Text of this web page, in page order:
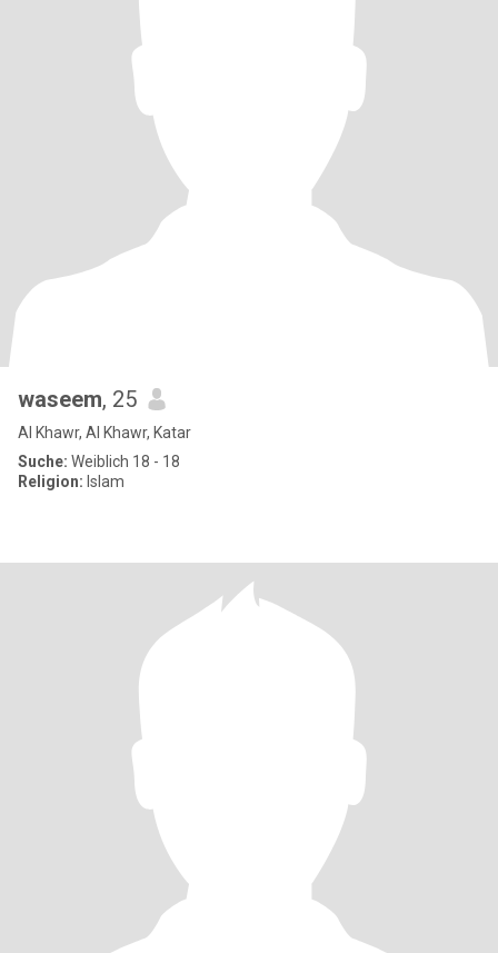
waseem, 25
Al Khawr, Al Khawr, Katar
Suche: Weiblich 18 - 18
Religion: Islam